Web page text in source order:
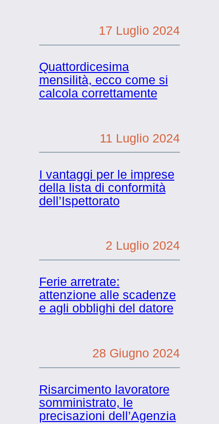
17 Luglio 2024
Quattordicesima
mensilità, ecco come si
calcola correttamente
11 Luglio 2024
I vantaggi per le imprese
della lista di conformità
dell’Ispettorato
2 Luglio 2024
Ferie arretrate:
attenzione alle scadenze
e agli obblighi del datore
28 Giugno 2024
Risarcimento lavoratore
somministrato, le
precisazioni dell’Agenzia